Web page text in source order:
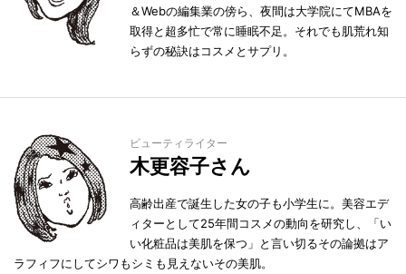
＆Webの編集業の傍ら、夜間は大学院にてMBAを
取得と超多忙で常に睡眠不足。それでも肌荒れ知
らずの秘訣はコスメとサプリ。
ビューティライター
木更容子さん
高齢出産で誕生した女の子も小学生に。美容エデ
ィターとして25年間コスメの動向を研究し、「い
い化粧品は美肌を保つ」と言い切るその論拠はア
ラフィフにしてシワもシミも見えないその美肌。